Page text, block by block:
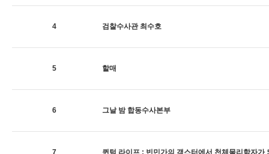
4 검찰수사관 최수호
5 할매
6 그날 밤 합동수사본부
7 퀸텀 라이프 : 빈민가의 갱스터에서 천체물리학자가